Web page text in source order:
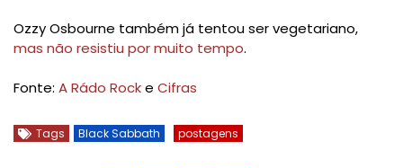
Ozzy Osbourne também já tentou ser vegetariano,
mas não resistiu por muito tempo.
Fonte: A Rádo Rocke Cifras
Tags Black Sabbath postagens